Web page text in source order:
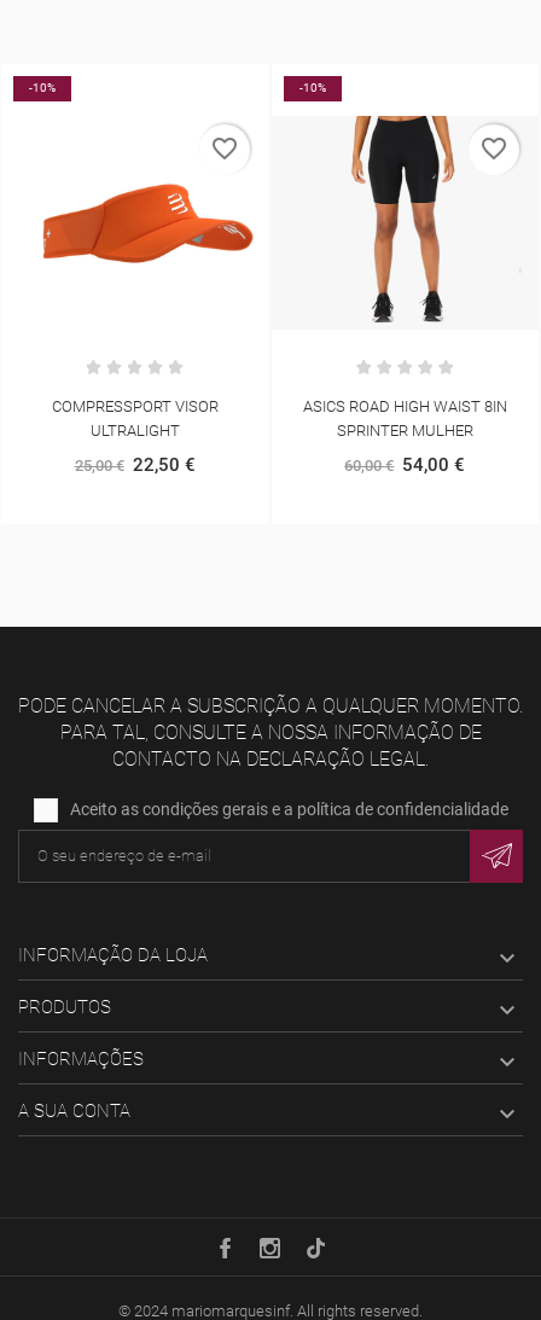
-10%
COMPRESSPORT VISOR
ULTRALIGHT
25,00 € 22,50 €
favorite_border
-10%
ASICS ROAD HIGH WAIST 8IN
SPRINTER MULHER
60,00 € 54,00 €
favorite_border
PODE CANCELAR A SUBSCRIÇÃO A QUALQUER MOMENTO.
PARA TAL, CONSULTE A NOSSA INFORMAÇÃO DE
CONTACTO NA DECLARAÇÃO LEGAL.
Aceito as condições gerais e a política de confidencialidade
INFORMAÇÃO DA LOJA 
PRODUTOS 
INFORMAÇÕES 
A SUA CONTA 
© 2024 mariomarquesinf. All rights reserved.